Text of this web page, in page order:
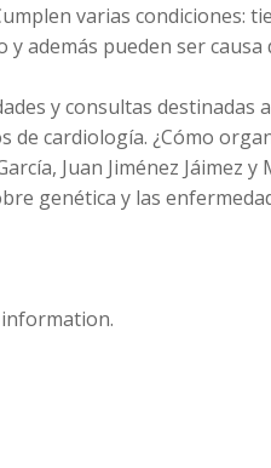
varias condiciones:
además pueden ser causa
y consultas
de cardiología. ¿Cómo
Juan Jiménez Jáimez
genética y las